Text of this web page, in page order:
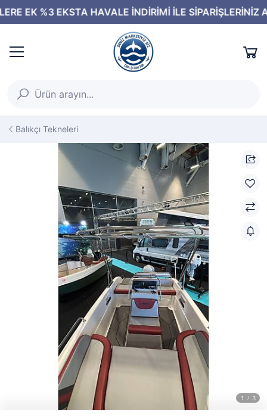
Balıkçı Tekneleri